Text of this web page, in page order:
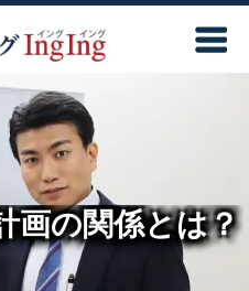
画の関係とは？